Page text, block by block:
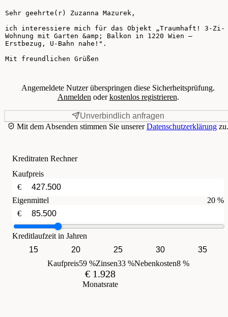
Ihre Nachricht
Angemeldete Nutzer überspringen diese Sicherheitsprüfung.
Anmelden oderkostenlos registrieren.
Unverbindlich anfragen
Mit dem Absenden stimmen Sie unsererDatenschutzerklärung zu.
Kreditraten Rechner
Kaufpreis
€
Eigenmittel
20 %
€
Kreditlaufzeit in Jahren
15
20 25 30
35
Kaufpreis59 %Zinsen33 %Nebenkosten8 %
€ 1.928
Monatsrate